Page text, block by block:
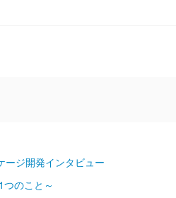
ージ開発インタビュー
のこと～